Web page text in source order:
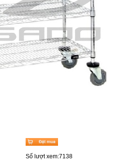
Số lượt xem:7138